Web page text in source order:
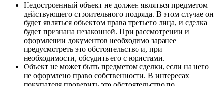
Недостроенный объект не должен являться предметом
действующего строительного подряда. В этом случае он
будет являться объектом права третьего лица, и сделка
будет признана незаконной. При рассмотрении и
оформлении документов необходимо заранее
предусмотреть это обстоятельство и, при
необходимости, обсудить его с юристами.
Объект не может быть предметом сделки, если на него
не оформлено право собственности. В интересах
покупателя проверить это обстоятельство по